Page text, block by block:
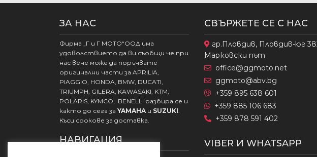
ЗА НАС
Фирма „Г и Г МОТО“ООД има
удоволствието да ви съобщи че при
нас вече може да поръчвате
оригинални части за APRILIA,
PIAGGIO, HONDA, BMW, DUCATI,
TRIUMPH, GILERA, KAWASAKI, KTM,
POLARIS, KYMCO, BENELLI разбира се и
както до сега за YAMAHA и SUZUKI.
Къси срокове за доставка.
НАВИГАЦИЯ
СВЪРЖЕТЕ СЕ С НАС
гр.Пловдив, Пловдив-юг
Марковски път
office@ggmoto.net
ggmoto@abv.bg
+359 895 638 601
+359 885 106 683
+359 878 591 402
VIBER И WHATSAPP